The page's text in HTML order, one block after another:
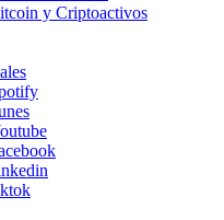
y Criptoactivos